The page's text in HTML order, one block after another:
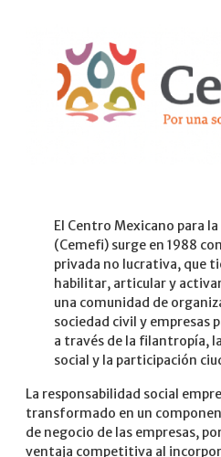
El Centro Mexicano para
(Cemefi) surge en 1988
privada no lucrativa, que
habilitar, articular y
una comunidad de
sociedad civil y empresas
a través de la filantropía,
social y la participación
La responsabilidad social
transformado en un
de negocio de las empresas,
ventaja competitiva al